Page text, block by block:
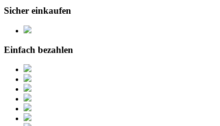
Sicher einkaufen
Einfach bezahlen